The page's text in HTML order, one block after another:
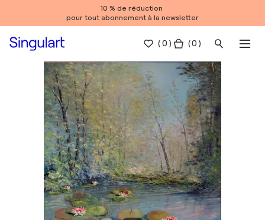
10 % de réduction
pour tout abonnement à la newsletter
(0 ) ( 0 )